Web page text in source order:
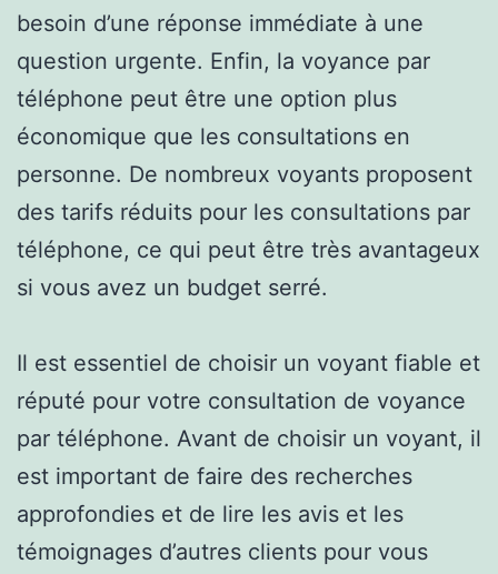
besoin d’une réponse immédiate à une
question urgente. Enfin, la voyance par
téléphone peut être une option plus
économique que les consultations en
personne. De nombreux voyants proposent
des tarifs réduits pour les consultations par
téléphone, ce qui peut être très avantageux
si vous avez un budget serré.
Il est essentiel de choisir un voyant fiable et
réputé pour votre consultation de voyance
par téléphone. Avant de choisir un voyant, il
est important de faire des recherches
approfondies et de lire les avis et les
témoignages d’autres clients pour vous